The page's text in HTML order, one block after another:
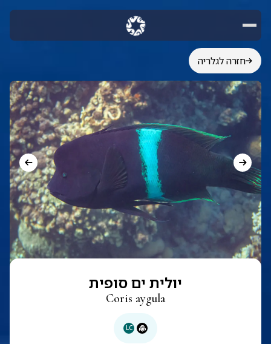
חזרה לגלריה
יולית ים סופית
Coris aygula
LC